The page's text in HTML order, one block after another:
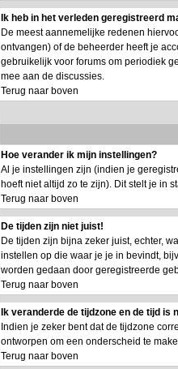
Ik heb in het verleden geregistreerd
De meest aannemelijke redenen
ontvangen) of de beheerder heeft je
gebruikelijk voor forums om periodiek
mee aan de discussies.
Terug naar boven
Hoe verander ik mijn instellingen?
Al je instellingen zijn (indien je
hoeft niet altijd zo te zijn). Dit stelt je in
Terug naar boven
De tijden zijn niet juist!
De tijden zijn bijna zeker juist, echter,
instellen op die waar je je in bevindt,
worden gedaan door geregistreerde
Terug naar boven
Ik veranderde de tijdzone en de tijd is
Indien je zeker bent dat de tijdzone
ontworpen om een onderscheid te
Terug naar boven